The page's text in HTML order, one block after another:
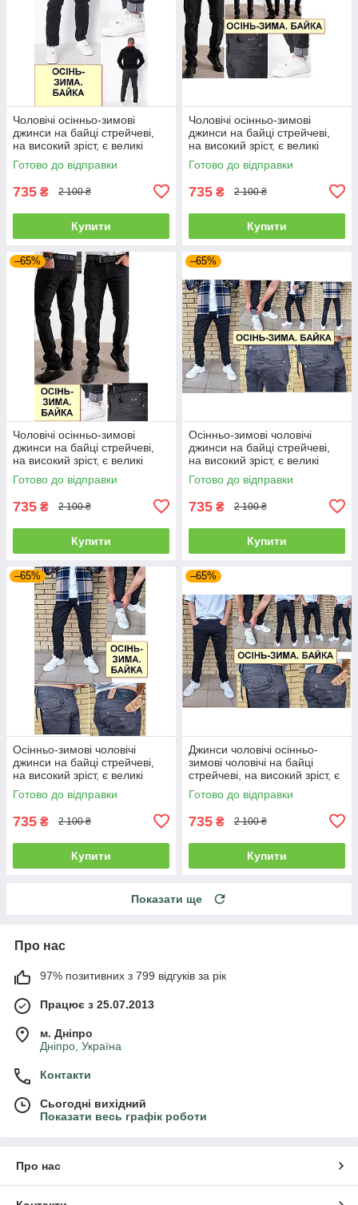
Чоловічі осінньо-зимові
джинси на байці стрейчеві,
на високий зріст, є великі
розміри VINGVGS, Туреччина
Готово до відправки
735 ₴ 2 100 ₴
Купити
Чоловічі осінньо-зимові
джинси на байці стрейчеві,
на високий зріст, є великі
розміри VINGVGS, Туреччина
Готово до відправки
735 ₴ 2 100 ₴
Купити
–65%
Чоловічі осінньо-зимові
джинси на байці стрейчеві,
на високий зріст, є великі
розміри VINGVGS, Туреччина
Готово до відправки
735 ₴ 2 100 ₴
Купити
–65%
Осінньо-зимові чоловічі
джинси на байці стрейчеві,
на високий зріст, є великі
розміри VINGVGS, Туреччина
Готово до відправки
735 ₴ 2 100 ₴
Купити
–65%
Осінньо-зимові чоловічі
джинси на байці стрейчеві,
на високий зріст, є великі
розміри VINGVGS, Туреччина
Готово до відправки
735 ₴ 2 100 ₴
Купити
–65%
Джинси чоловічі осінньо-
зимові чоловічі на байці
стрейчеві, на високий зріст, є
великі розміри VINGVGS,
Туреччина
Готово до відправки
735 ₴ 2 100 ₴
Купити
Показати ще
Про нас
97% позитивних з 799 відгуків за рік
Працює з 25.07.2013
м. Дніпро
Дніпро, Україна
Контакти
Сьогодні вихідний
Показати весь графік роботи
Про нас